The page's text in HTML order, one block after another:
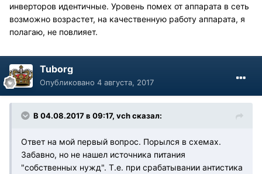
инверторов идентичные. Уровень помех от аппарата в сеть
возможно возрастет, на качественную работу аппарата, я
полагаю, не повлияет.
Tuborg
Опубликовано 4 августа, 2017
В 04.08.2017 в 09:17, vch сказал:
Ответ на мой первый вопрос. Порылся в схемах.
Забавно, но не нашел источника питания
"собственных нужд". Т.е. при срабатывании антистика